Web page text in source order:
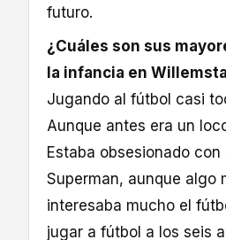
futuro.
¿Cuáles son sus
la infancia en
Jugando al fútbol casi
Aunque antes era un
Estaba obsesionado
Superman, aunque algo
interesaba mucho el
jugar a fútbol a los seis